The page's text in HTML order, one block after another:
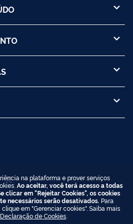
na plataforma e prover serviços
Ao aceitar, você terá acesso a todas
clicar em "Rejeitar Cookies", os cookies
necessários serão desativados. Para
em "Gerenciar cookies". Saiba mais
Declaração de Cookies.